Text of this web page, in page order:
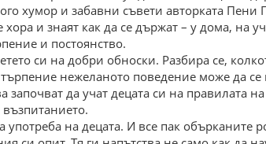
хумор и забавни съвети авторката Пени
и знаят как да се държат – у дома, на
и постоянство.
си на добри обноски. Разбира се,
нежеланото поведение може да
започват да учат децата си на правилата
на децата. И все пак